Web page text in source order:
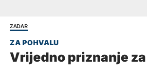
ZADAR
Vrijedno priznanje